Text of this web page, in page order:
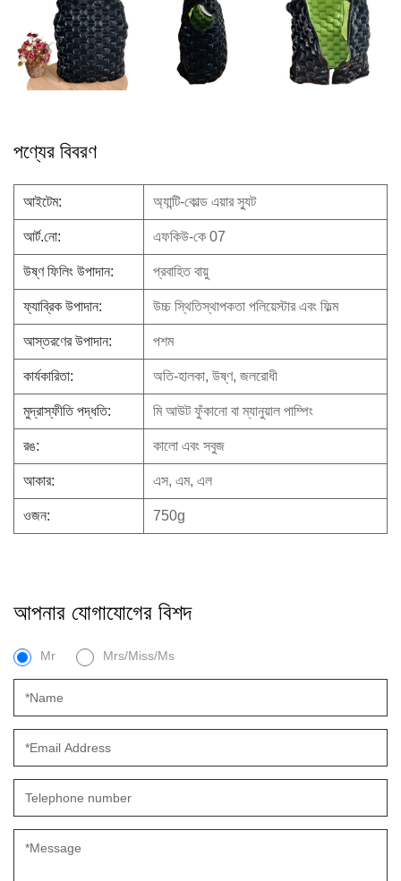
পণ্যের বিবরণ
আইটেম: অ্যান্টি-কোল্ড এয়ার স্যুট
আর্ট.নো: এফকিউ-কে 07
উষ্ণ ফিলিং উপাদান: প্রবাহিত বায়ু
ফ্যাব্রিক উপাদান: উচ্চ স্থিতিস্থাপকতা পলিয়েস্টার এবং ফিল্ম
আস্তরণের উপাদান: পশম
কার্যকারিতা: অতি-হালকা, উষ্ণ, জলরোধী
মুদ্রাস্ফীতি পদ্ধতি: মিআউট ফুঁকানো বা ম্যানুয়াল পাম্পিং
রঙ: কালো এবং সবুজ
আকার: এস, এম, এল
ওজন: 750g
আপনার যোগাযোগের বিশদ
Mr Mrs/Miss/Ms